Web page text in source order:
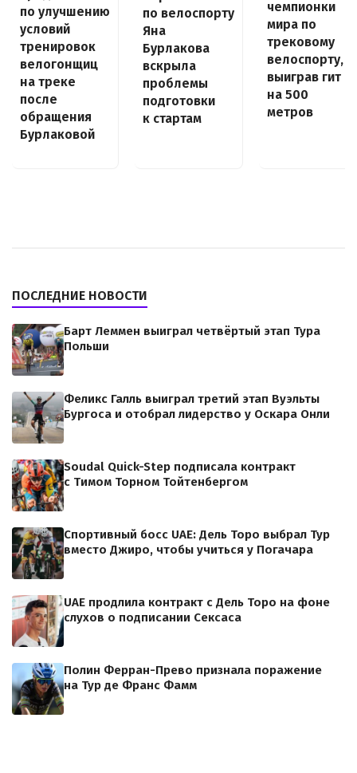
по улучшению
условий
тренировок
велогонщиц
на треке
после
обращения
Бурлаковой
по велоспорту
Яна
Бурлакова
вскрыла
проблемы
подготовки
к стартам
чемпионки
мира по
трековому
велоспорту,
выиграв гит
на 500
метров
ПОСЛЕДНИЕ НОВОСТИ
Барт Леммен выиграл четвёртый этап Тура
Польши
Феликс Галль выиграл третий этап Вуэльты
Бургоса и отобрал лидерство у Оскара Онли
Soudal Quick-Step подписала контракт
с Тимом Торном Тойтенбергом
Спортивный босс UAE: Дель Торо выбрал Тур
вместо Джиро, чтобы учиться у Погачара
UAE продлила контракт с Дель Торо на фоне
слухов о подписании Сексаса
Полин Ферран-Прево признала поражение
на Тур де Франс Фамм